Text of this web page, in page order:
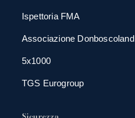
Ispettoria FMA
Associazione Donboscoland
5x1000
TGS Eurogroup